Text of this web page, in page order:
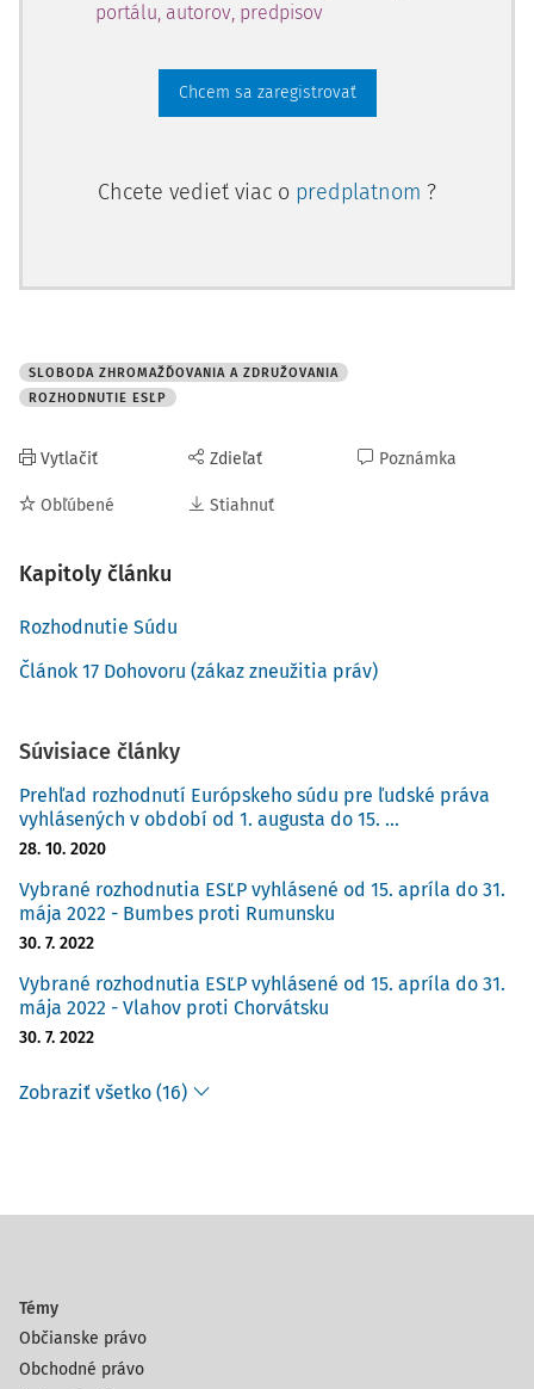
portálu, autorov, predpisov
Chcem sa zaregistrovať
Chcete vedieť viac o predplatnom ?
SLOBODA ZHROMAŽĎOVANIA A ZDRUŽOVANIA
ROZHODNUTIE ESĽP
Vytlačiť
Obľúbené
Zdieľať
Stiahnuť
Poznámka
Kapitoly článku
Rozhodnutie Súdu
Článok 17 Dohovoru (zákaz zneužitia práv)
Súvisiace články
Prehľad rozhodnutí Európskeho súdu pre ľudské práva
vyhlásených v období od 1. augusta do 15. ...
28. 10. 2020
Vybrané rozhodnutia ESĽP vyhlásené od 15. apríla do 31.
mája 2022 - Bumbes proti Rumunsku
30. 7. 2022
Vybrané rozhodnutia ESĽP vyhlásené od 15. apríla do 31.
mája 2022 - Vlahov proti Chorvátsku
30. 7. 2022
Zobraziť všetko (16)
Témy
Občianske právo
Obchodné právo